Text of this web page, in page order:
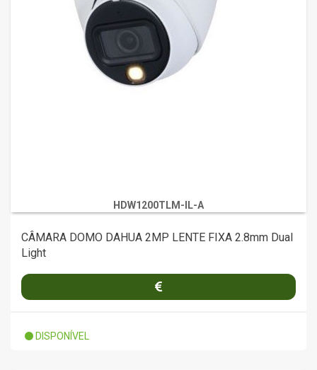
HDW1200TLM-IL-A
CÂMARA DOMO DAHUA 2MP LENTE FIXA 2.8mm Dual
Light
DISPONÍVEL